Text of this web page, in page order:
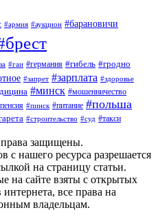
#армия #аукцион #барановичи
#гаи #германия #гибель #гродно
#запрет #зарплата #здоровье
#минск #мошенничество
#пинск #питание #польша
#строительство #суд #такси
защищены.
с нашего ресурса разрешается
на страницу статьи.
на сайте взяты с открытых
все права на
владельцам.